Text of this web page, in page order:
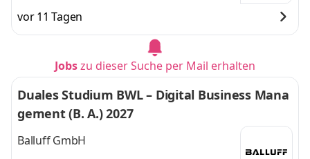
vor 11 Tagen
Jobszu dieser Suche per Mail erhalten
Duales Studium BWL – Digital Business Mana
gement (B. A.) 2027
Balluff GmbH